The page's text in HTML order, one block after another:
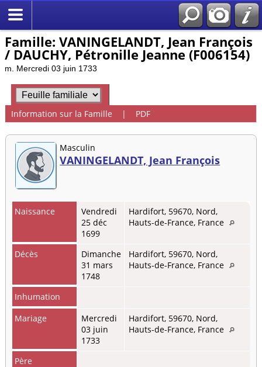
Famille: VANINGELANDT, Jean François
/ DAUCHY, Pétronille Jeanne (F006154)
m. Mercredi 03 juin 1733
Information sur la Famille | PDF
Masculin
VANINGELANDT, Jean François
Naissance
Vendredi
25 déc
1699
Hardifort, 59670, Nord,
Hauts-de-France, France
Décès
Dimanche
31 mars
1748
Hardifort, 59670, Nord,
Hauts-de-France, France
Inhumation
Mariage
Mercredi
03 juin
1733
Hardifort, 59670, Nord,
Hauts-de-France, France
Père